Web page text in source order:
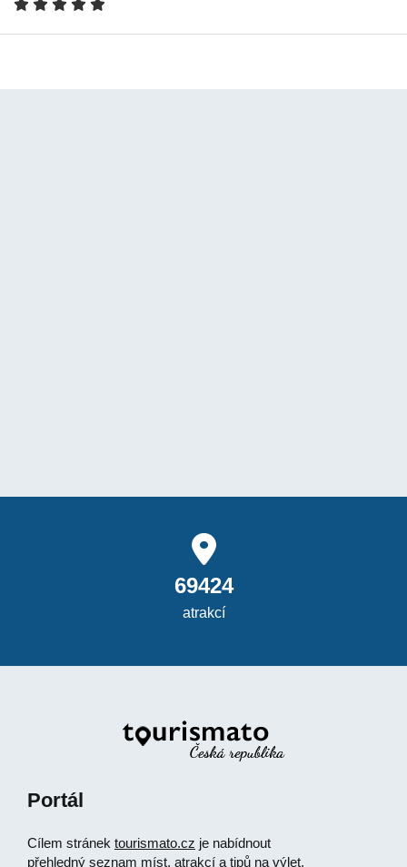
69424
atrakcí
Portál
Cílem stránek tourismato.cz je nabídnout
přehledný seznam míst, atrakcí a tipů na výlet,